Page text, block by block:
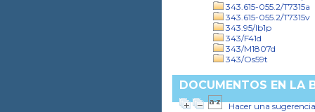
343.615-055.2/T7315a
343.615-055.2/T7315v
343.95/Ib1p
343/F41d
343/M1807d
343/Os59t
DOCUMENTOS EN LA
Hacer una sugerencia